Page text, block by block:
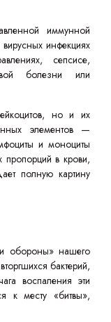
иммунной
инфекциях
сепсисе,
болезни или
но и их
элементов —
и моноциты
в крови,
полную картину
обороны» нашего
бактерий,
воспаления эти
к месту «битвы»,